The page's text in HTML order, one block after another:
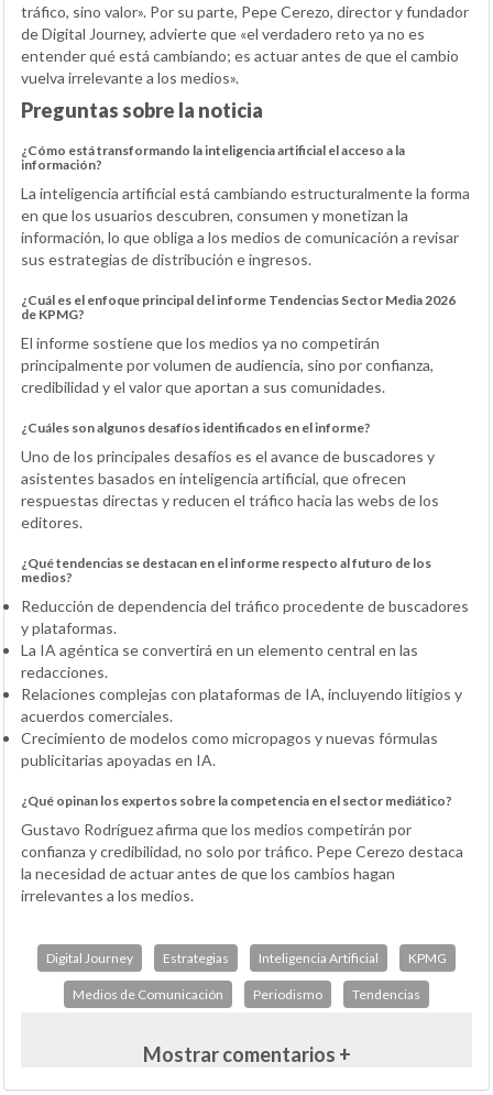
tráfico, sino valor». Por su parte, Pepe Cerezo, director y fundador
de Digital Journey, advierte que «el verdadero reto ya no es
entender qué está cambiando; es actuar antes de que el cambio
vuelva irrelevante a los medios».
Preguntas sobre la noticia
¿Cómo está transformando la inteligencia artificial el acceso a la
información?
La inteligencia artificial está cambiando estructuralmente la forma
en que los usuarios descubren, consumen y monetizan la
información, lo que obliga a los medios de comunicación a revisar
sus estrategias de distribución e ingresos.
¿Cuál es el enfoque principal del informe Tendencias Sector Media 2026
de KPMG?
El informe sostiene que los medios ya no competirán
principalmente por volumen de audiencia, sino por confianza,
credibilidad y el valor que aportan a sus comunidades.
¿Cuáles son algunos desafíos identificados en el informe?
Uno de los principales desafíos es el avance de buscadores y
asistentes basados en inteligencia artificial, que ofrecen
respuestas directas y reducen el tráfico hacia las webs de los
editores.
¿Qué tendencias se destacan en el informe respecto al futuro de los
medios?
Reducción de dependencia del tráfico procedente de buscadores
y plataformas.
La IA agéntica se convertirá en un elemento central en las
redacciones.
Relaciones complejas con plataformas de IA, incluyendo litigios y
acuerdos comerciales.
Crecimiento de modelos como micropagos y nuevas fórmulas
publicitarias apoyadas en IA.
¿Qué opinan los expertos sobre la competencia en el sector mediático?
Gustavo Rodríguez afirma que los medios competirán por
confianza y credibilidad, no solo por tráfico. Pepe Cerezo destaca
la necesidad de actuar antes de que los cambios hagan
irrelevantes a los medios.
Digital Journey Estrategias Inteligencia Artificial KPMG
Medios de Comunicación Periodismo Tendencias
Mostrar comentarios +